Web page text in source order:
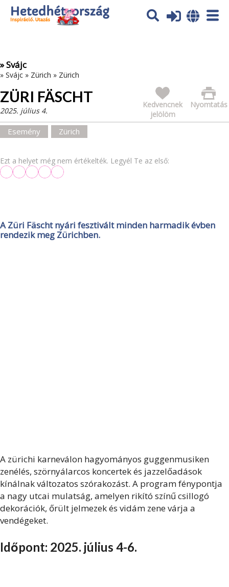
Az oldal sütiket (cookies) használ. További tájékoztatás itt:
Adatvédelmi tájékoztató
» Svájc
» Svájc » Zürich » Zürich
ZÜRI FÄSCHT Nyomtatás
Kedvencnek
jelölöm
2025. július 4.
Esemény Zürich
Ezt a helyet még nem értékelték. Legyél Te az első:
A Züri Fäscht nyári fesztivált minden harmadik évben
rendezik meg Zürichben.
A zürichi karneválon hagyományos guggenmusiken
zenélés, szörnyálarcos koncertek és jazzelőadások
kínálnak változatos szórakozást. A program fénypontja
a nagy utcai mulatság, amelyen rikító színű csillogó
dekorációk, őrült jelmezek és vidám zene várja a
vendégeket.
Időpont: 2025. július 4-6.